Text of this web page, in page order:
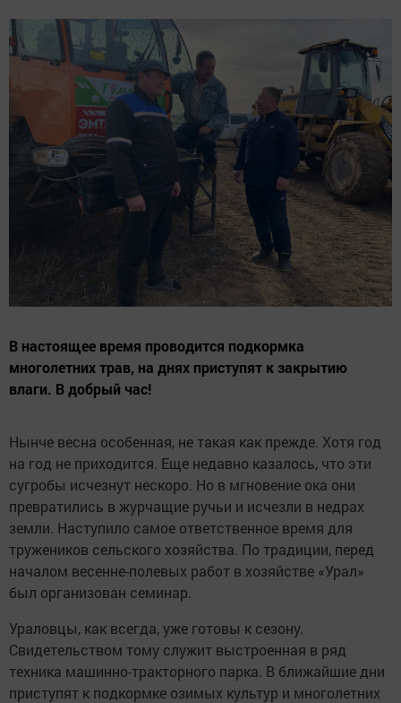
В настоящее время проводится подкормка
многолетних трав, на днях приступят к закрытию
влаги. В добрый час!
Нынче весна особенная, не такая как прежде. Хотя год
на год не приходится. Еще недавно казалось, что эти
сугробы исчезнут нескоро. Но в мгновение ока они
превратились в журчащие ручьи и исчезли в недрах
земли. Наступило самое ответственное время для
тружеников сельского хозяйства. По традиции, перед
началом весенне-полевых работ в хозяйстве «Урал»
был организован семинар.
Ураловцы, как всегда, уже готовы к сезону.
Свидетельством тому служит выстроенная в ряд
техника машинно-тракторного парка. В ближайшие дни
приступят к подкормке озимых культур и многолетних